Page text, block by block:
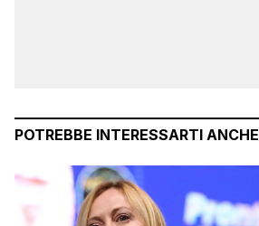
POTREBBE INTERESSARTI ANCHE